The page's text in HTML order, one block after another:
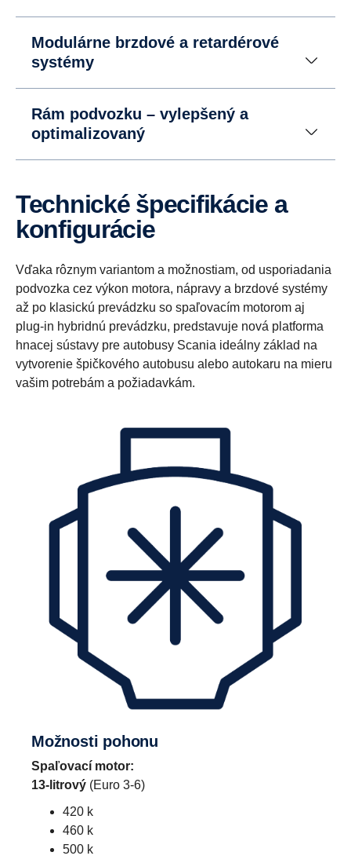
Modulárne brzdové a retardérové
systémy
Rám podvozku – vylepšený a
optimalizovaný
Technické špecifikácie a
konfigurácie
Vďaka rôznym variantom a možnostiam, od usporiadania
podvozka cez výkon motora, nápravy a brzdové systémy
až po klasickú prevádzku so spaľovacím motorom aj
plug-in hybridnú prevádzku, predstavuje nová platforma
hnacej sústavy pre autobusy Scania ideálny základ na
vytvorenie špičkového autobusu alebo autokaru na mieru
vašim potrebám a požiadavkám.
Možnosti pohonu
Spaľovací motor:
13-litrový (Euro 3-6)
420 k
460 k
500 k